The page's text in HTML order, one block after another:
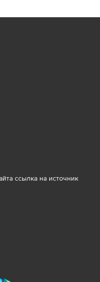
ссылка на источник